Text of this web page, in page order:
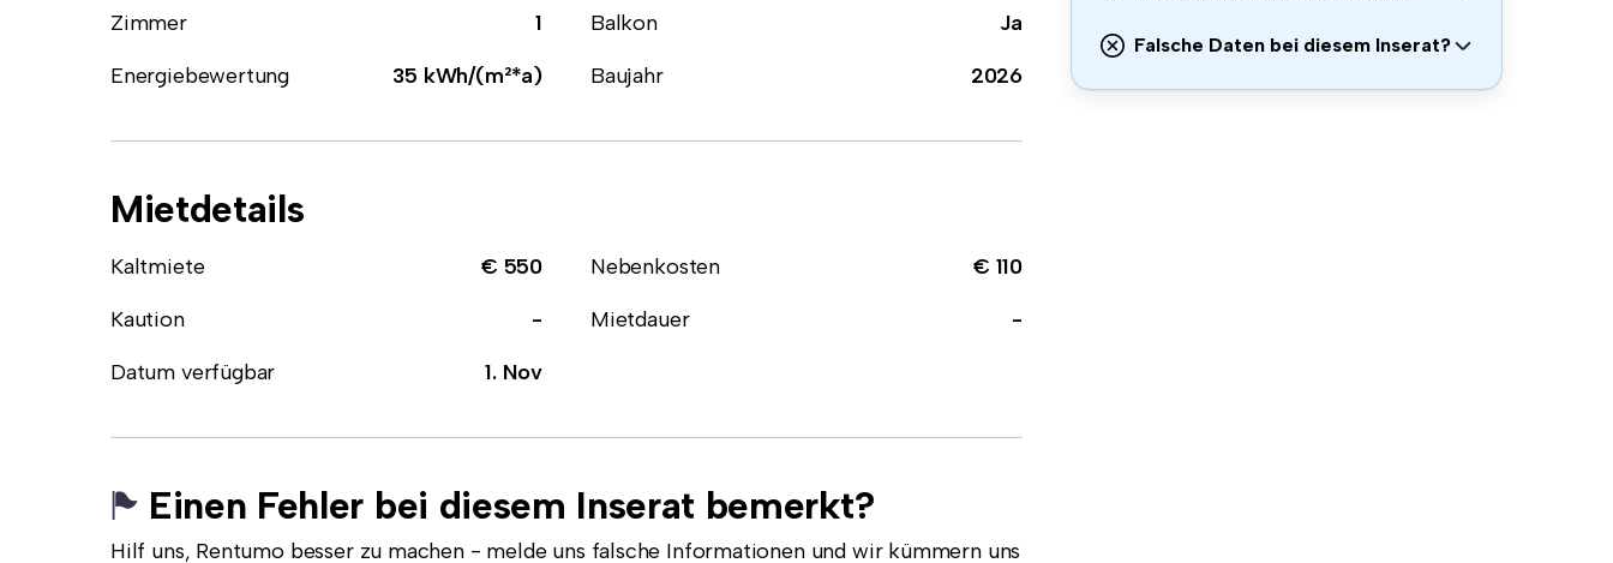
Zimmer
1 Balkon
Ja
Energiebewertung
35 kWh/(m²*a) Baujahr 2026
Mietdetails
Kaltmiete € 550 Nebenkosten
€ 110
Kaution
- Mietdauer
-
Datum verfügbar
1. Nov
Einen Fehler bei diesem Inserat bemerkt?
Hilf uns, Rentumo besser zu machen - melde uns falsche Informationen und wir kümmern uns
Falsche Daten bei diesem Inserat?